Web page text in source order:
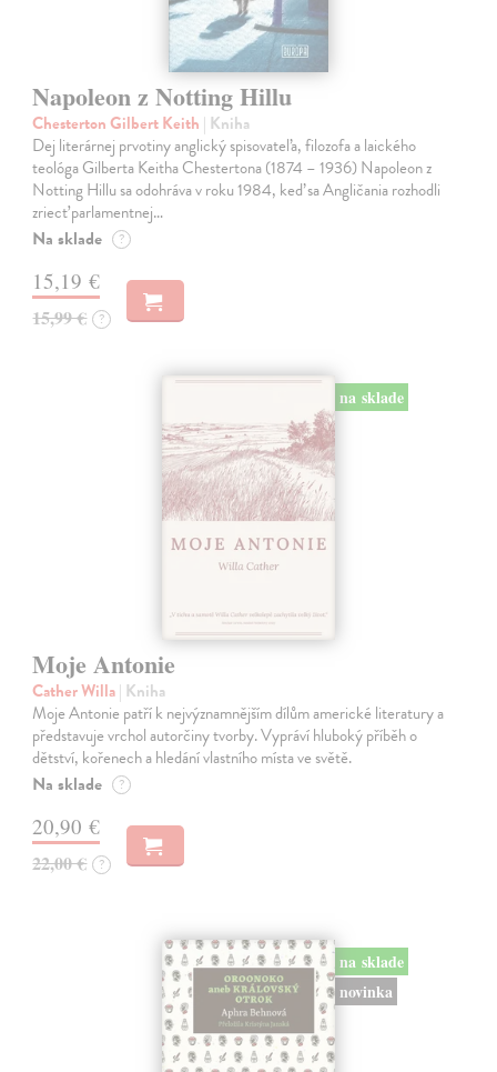
Napoleon z Notting Hillu
Chesterton Gilbert Keith | Kniha
Dej literárnej prvotiny anglický spisovateľa, filozofa a laického
teológa Gilberta Keitha Chestertona (1874 – 1936) Napoleon z
Notting Hillu sa odohráva v roku 1984, keď sa Angličania rozhodli
zriecť parlamentnej…
Na sklade ?
15,19 €
15,99 € ?
na sklade
Moje Antonie
Cather Willa| Kniha
Moje Antonie patří k nejvýznamnějším dílům americké literatury a
představuje vrchol autorčiny tvorby. Vypráví hluboký příběh o
dětství, kořenech a hledání vlastního místa ve světě.
Na sklade ?
20,90 €
22,00 € ?
na sklade
novinka